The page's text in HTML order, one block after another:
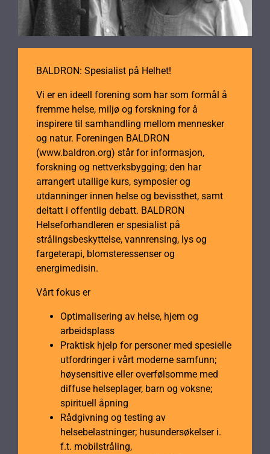
BALDRON: Spesialist på Helhet!
Vi er en ideell forening som har som formål å
fremme helse, miljø og forskning for å
inspirere til samhandling mellom mennesker
og natur. Foreningen BALDRON
(www.baldron.org) står for informasjon,
forskning og nettverksbygging; den har
arrangert utallige kurs, symposier og
utdanninger innen helse og bevissthet, samt
deltatt i offentlig debatt. BALDRON
Helseforhandleren er spesialist på
strålingsbeskyttelse, vannrensing, lys og
fargeterapi, blomsteressenser og
energimedisin.
Vårt fokus er
Optimalisering av helse, hjem og
arbeidsplass
Praktisk hjelp for personer med spesielle
utfordringer i vårt moderne samfunn;
høysensitive eller overfølsomme med
diffuse helseplager, barn og voksne;
spirituell åpning
Rådgivning og testing av
helsebelastninger; husundersøkelser i.
f.t. mobilstråling,